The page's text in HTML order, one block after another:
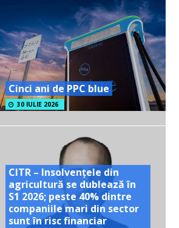
Cinci ani de PPC blue
30 IULIE 2026
CITR – Insolvențele din
agricultură se dublează în
S1 2026; peste 40% dintre
companiile mari din sector
sunt în risc financiar